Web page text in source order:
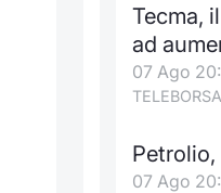
Tecma,
ad
07 Ago
TELEBORSA
07 Ago